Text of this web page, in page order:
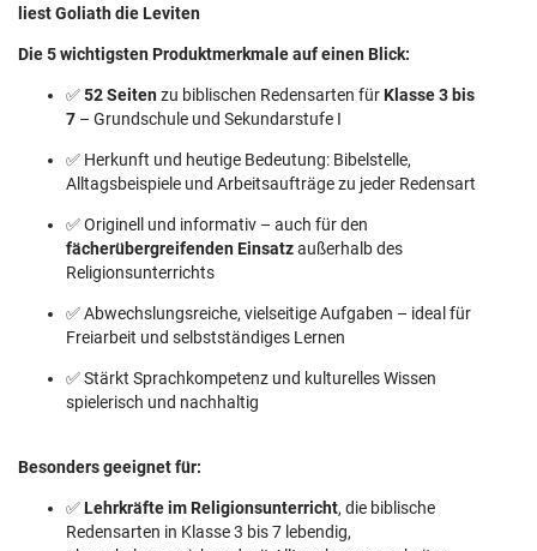
liest Goliath die Leviten
Die 5 wichtigsten Produktmerkmale auf einen Blick:
✅52 Seitenzu biblischen Redensarten fürKlasse 3 bis
7 – Grundschule und Sekundarstufe I
✅ Herkunft und heutige Bedeutung: Bibelstelle,
Alltagsbeispiele und Arbeitsaufträge zu jeder Redensart
✅ Originell und informativ – auch für den
fächerübergreifenden Einsatzaußerhalb des
Religionsunterrichts
✅ Abwechslungsreiche, vielseitige Aufgaben – ideal für
Freiarbeit und selbstständiges Lernen
✅ Stärkt Sprachkompetenz und kulturelles Wissen
spielerisch und nachhaltig
Besonders geeignet für:
✅Lehrkräfte im Religionsunterricht, die biblische
Redensarten in Klasse 3 bis 7 lebendig,